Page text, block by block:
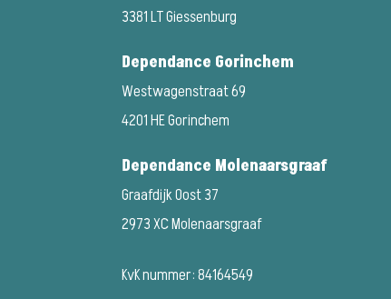
3381 LT Giessenburg
Dependance Gorinchem
Westwagenstraat 69
4201 HE Gorinchem
Dependance Molenaarsgraaf
Graafdijk Oost 37
2973 XC Molenaarsgraaf
KvK nummer: 84164549